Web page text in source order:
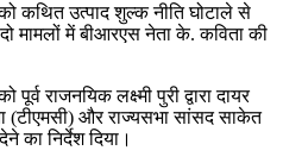
कथित उत्पाद शुल्क नीति घोटाले से
मामलों में बीआरएस नेता के. कविता की
राजनयिक लक्ष्मी पुरी द्वारा दायर
(टीएमसी) और राज्यसभा सांसद साकेत
का निर्देश दिया।